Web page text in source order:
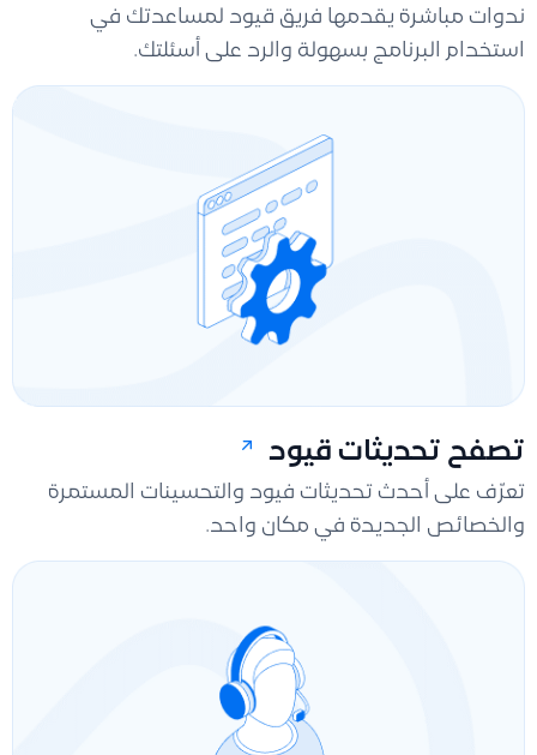
ندوات مباشرة يقدمها فريق قيود لمساعدتك في
استخدام البرنامج بسهولة والرد على أسئلتك.
تصفح تحديثات قيود
تعرّف على أحدث تحديثات فيود والتحسينات المستمرة
والخصائص الجديدة في مكان واحد.